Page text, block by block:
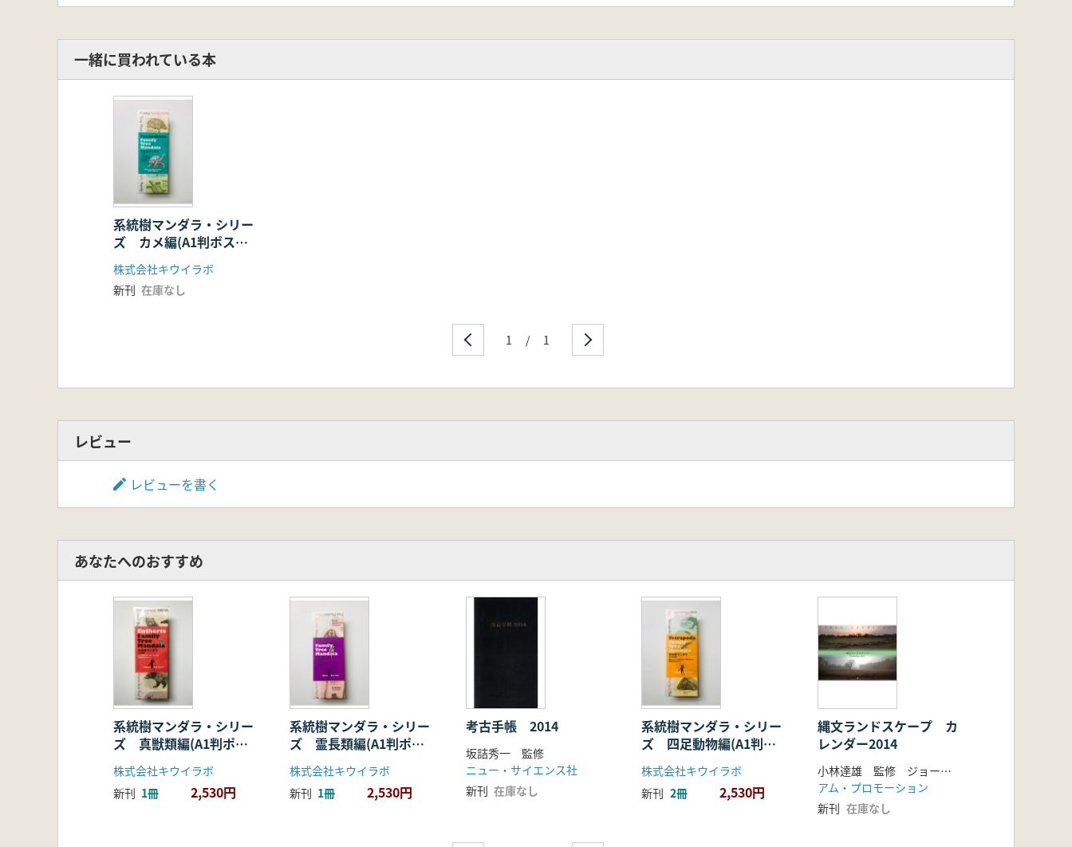
【裏面】
【タイプ】
折り畳めてコンパクトなサイズで保存できるタイプです。
サイズ:タテ 59.4cm×ヨコ 84.1cm(A1)
折り畳みサイズ:タテ 約30cm×ヨコ 約11cm
【軟骨魚類編スタッフ】
総監修:長谷川政美(進化生物学者)
監修 (分子系統):工樂樹洋(理化学研究所 生命機能科学研究センター チームリーダー)
監修(形態):田中彰(東海大学客員教授)
監修(化石種):高桑祐司(群馬県立自然史博物館学芸員)
イラストレーション:小田 隆(京都精華大学教授)
アートディレクション:木村裕治
デザイン:後藤洋介(木村デザイン事務所)
ダイアグラム:坂野 徹(金沢美術工芸大学准教授)
プリンティングディレクター:熊倉桂三(山田写真製版所)
一緒に買われている本
系統樹マンダラ・シリー
ズ カメ編(A1判ポスタ
ー・折り畳みタイプ)
株式会社キウイラボ
新刊 在庫なし
1 / 1
レビュー
レビューを書く
あなたへのおすすめ
系統樹マンダラ・シリー
ズ 真獣類編(A1判ポス
株式会社キウイラボ
新刊 1冊 2,530円
系統樹マンダラ・シリー
ズ 霊長類編(A1判ポス
株式会社キウイラボ
新刊 1冊 2,530円
考古手帳 2014
坂詰秀一 監修
ニュー・サイエンス社
新刊 在庫なし
系統樹マンダラ・シリー
ズ 四足動物編(A1判ポ
プ)
株式会社キウイラボ
新刊 2冊 2,530円
縄文ランドスケープ カ
レンダー2014
小林達雄 監修 ジョーモネスクジャパン 編集
アム・プロモーション
新刊 在庫なし